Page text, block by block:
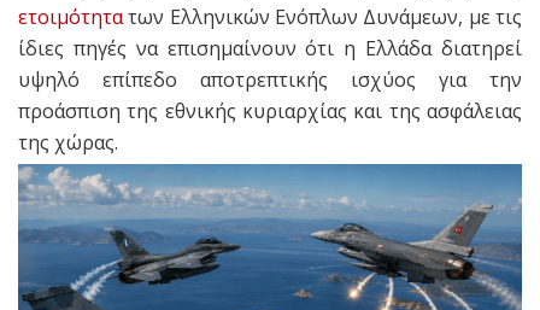
ετοιμότητατων Ελληνικών Ενόπλων Δυνάμεων, με τις
ίδιες πηγές να επισημαίνουν ότι η Ελλάδα διατηρεί
υψηλό επίπεδο αποτρεπτικής ισχύος για την
προάσπιση της εθνικής κυριαρχίας και της ασφάλειας
της χώρας.